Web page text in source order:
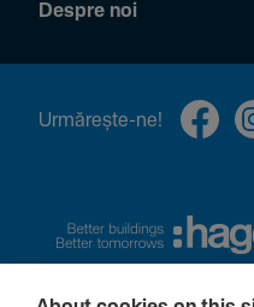
Despre noi
Urmă­rește-ne!